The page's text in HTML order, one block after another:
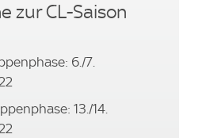
zur CL-Saison
6./7.
13./14.